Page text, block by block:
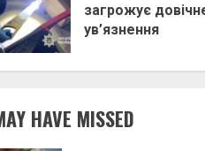
загрожує
ув’язнення
HAVE MISSED